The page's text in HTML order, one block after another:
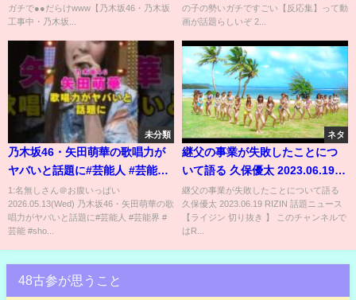
ガチで●●だらけwww【乃木坂46・乃木坂
工事中・乃木坂...
の子の勢いガチですごい【反応集】って動
画が話題らしいぞ 2...
未分類
乃木坂46・矢田萌華の歌唱力が
ヤバいと話題に#芸能人 #芸能界
#芸能 #shorts #乃木坂46 #乃木
坂
1:名無しさん＠お腹いっぱい
2026.05.13(Wed) 乃木坂46・矢田萌華の歌
唱力がヤバいと話題に#芸能人 #芸能界 #
芸能 #sho...
ネタ
継父の事業が失敗したことにつ
いて語る 久保優太 2023.06.19
RIZIN 話題ニュース【ライジン
切り抜き 】#shorts
継父の事業が失敗したことについて語る
久保優太 2023.06.19 RIZIN 話題ニュース
【ライジン 切り抜き 】 このチャンネルで
はR...
48古参が思うこと